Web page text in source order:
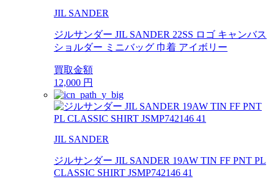
JIL SANDER
ジルサンダー JIL SANDER 22SS ロゴ キャンバス
ショルダー ミニバッグ 巾着 アイボリー
買取金額
12,000 円
JIL SANDER
ジルサンダー JIL SANDER 19AW TIN FF PNT PL
CLASSIC SHIRT JSMP742146 41